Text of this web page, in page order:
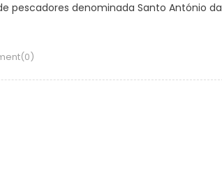
pescadores denominada Santo António da